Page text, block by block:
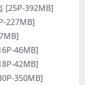
[25P-392MB]
227MB]
46MB]
42MB]
350MB]